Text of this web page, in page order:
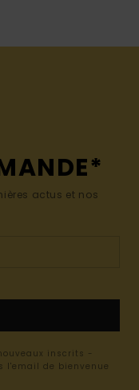
actus et nos
inscrits -
l'email de bienvenue